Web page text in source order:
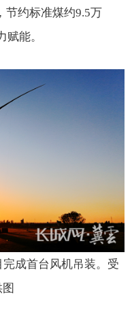
节约标准煤约9.5万
力赋能。
成首台风机吊装。受